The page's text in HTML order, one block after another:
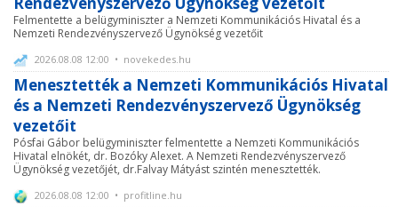
Felmentette a belügyminiszter a Nemzeti Kommunikációs Hivatal és a
Nemzeti Rendezvényszervező Ügynökség vezetőit
2026.08.08 12:00 • novekedes.hu
Menesztették a Nemzeti Kommunikációs Hivatal
és a Nemzeti Rendezvényszervező Ügynökség
vezetőit
Pósfai Gábor belügyminiszter felmentette a Nemzeti Kommunikációs
Hivatal elnökét, dr. Bozóky Alexet. A Nemzeti Rendezvényszervező
Ügynökség vezetőjét, dr.Falvay Mátyást szintén menesztették.
2026.08.08 12:00 • profitline.hu